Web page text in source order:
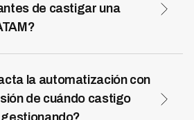
de castigar una
de plazos mínimos de
90-180 días), y provisión
de cada supervisor
la automatización con
de cuándo castigo